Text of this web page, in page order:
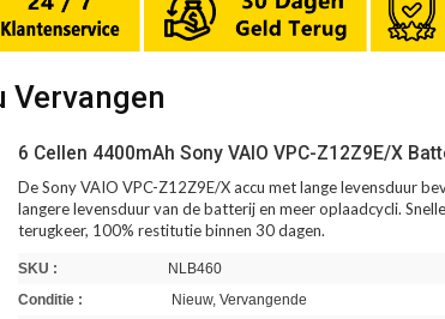
Vervangen
6 Cellen 4400mAh Sony VAIO VPC-Z12Z9E/X
De Sony VAIO VPC-Z12Z9E/X accu met lange levensduur
langere levensduur van de batterij en meer oplaadcycli.
terugkeer, 100% restitutie binnen 30 dagen.
SKU :
NLB460
Conditie :
Nieuw, Vervangende